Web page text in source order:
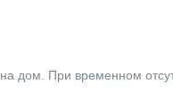
дом. При временном